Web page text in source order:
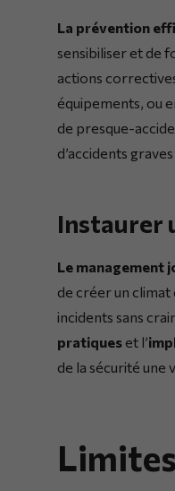
La prévention
sensibiliser et de
actions
équipements, ou
de presque-
d’accidents
Instaurer
Le management
de créer un climat
incidents sans
pratiques et l’
de la sécurité une